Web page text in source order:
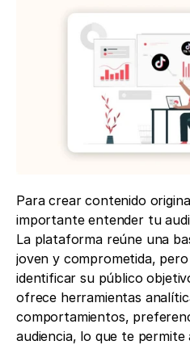
Para crear contenido
importante entender tu
La plataforma reúne una
joven y comprometida,
identificar su público
ofrece herramientas
comportamientos,
audiencia, lo que te